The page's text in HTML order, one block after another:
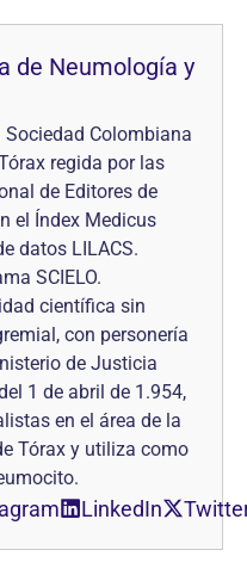
de Neumología y
Colombiana
regida por las
de Editores de
el Índex Medicus
datos LILACS.
SCIELO.
científica sin
con personería
de Justicia
1 de abril de 1.954,
en el área de la
Tórax y utiliza como
LinkedIn